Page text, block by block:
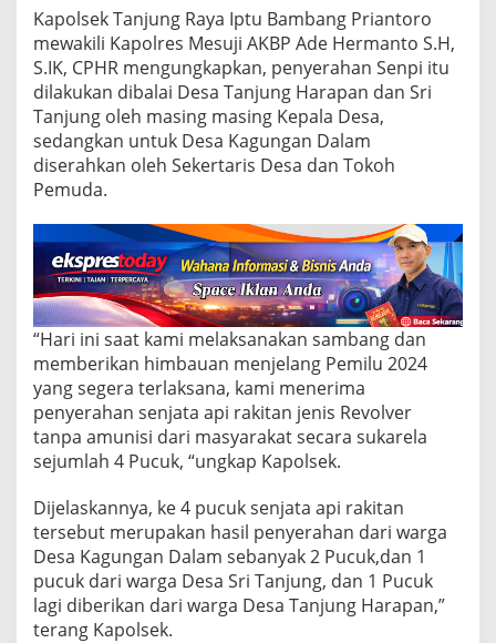
t
a
R
a
k
i
a
n
r
i
W
a
r
g
a
Kapolsek Tanjung Raya Iptu Bambang Priantoro
mewakili Kapolres Mesuji AKBP Ade Hermanto S.H,
S.IK, CPHR mengungkapkan, penyerahan Senpi itu
dilakukan dibalai Desa Tanjung Harapan dan Sri
Tanjung oleh masing masing Kepala Desa,
sedangkan untuk Desa Kagungan Dalam
diserahkan oleh Sekertaris Desa dan Tokoh
Pemuda.
“Hari ini saat kami melaksanakan sambang dan
memberikan himbauan menjelang Pemilu 2024
yang segera terlaksana, kami menerima
penyerahan senjata api rakitan jenis Revolver
tanpa amunisi dari masyarakat secara sukarela
sejumlah 4 Pucuk, “ungkap Kapolsek.
Dijelaskannya, ke 4 pucuk senjata api rakitan
tersebut merupakan hasil penyerahan dari warga
Desa Kagungan Dalam sebanyak 2 Pucuk,dan 1
pucuk dari warga Desa Sri Tanjung, dan 1 Pucuk
lagi diberikan dari warga Desa Tanjung Harapan,”
terang Kapolsek.